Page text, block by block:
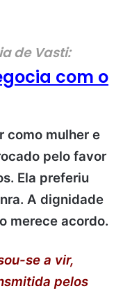
de Vasti:
com o
como mulher e
pelo favor
Ela preferiu
A dignidade
merece acordo.
se a vir,
pelos